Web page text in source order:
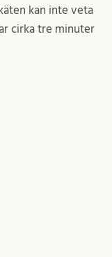
kan inte veta
cirka tre minuter